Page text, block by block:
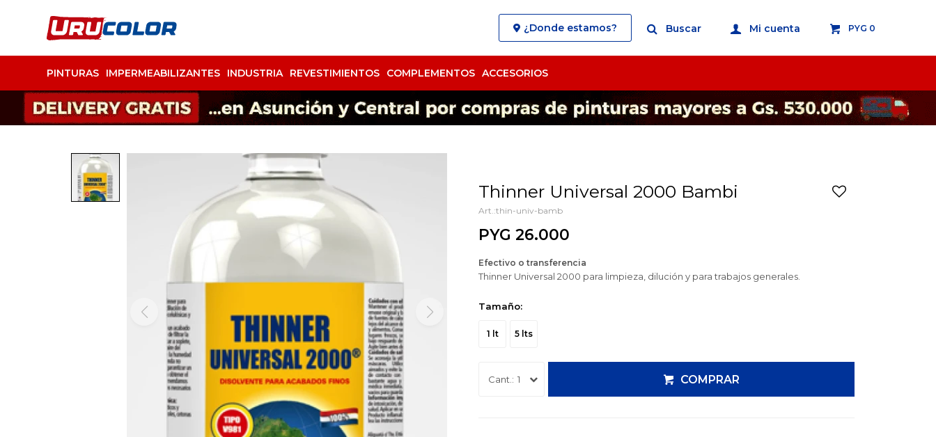
PINTURAS IMPERMEABILIZANTES INDUSTRIA REVESTIMIENTOS COMPLEMENTOS ACCESORIOS
PYG 0
¿Donde estamos?
Thinner Universal 2000 Bambi
thin-univ-bamb
PYG 26.000
Efectivo o transferencia
Thinner Universal 2000 para limpieza, dilución y para trabajos generales.
Tamaño:
1 lt 5 lts
1 COMPRAR